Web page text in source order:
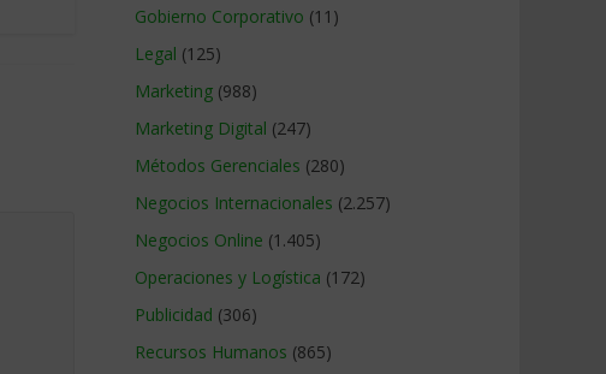
Gobierno Corporativo (11)
Legal (125)
Marketing (988)
Marketing Digital (247)
Métodos Gerenciales (280)
Negocios Internacionales (2.257)
Negocios Online (1.405)
Operaciones y Logística (172)
Publicidad (306)
Recursos Humanos (865)